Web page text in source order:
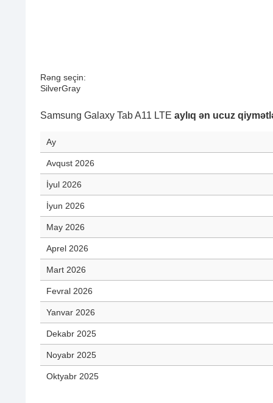
Rəng seçin:
SilverGray
Samsung Galaxy Tab A11 LTE aylıq ən ucuz
Ay
Avqust 2026
İyul 2026
İyun 2026
May 2026
Aprel 2026
Mart 2026
Fevral 2026
Yanvar 2026
Dekabr 2025
Noyabr 2025
Oktyabr 2025